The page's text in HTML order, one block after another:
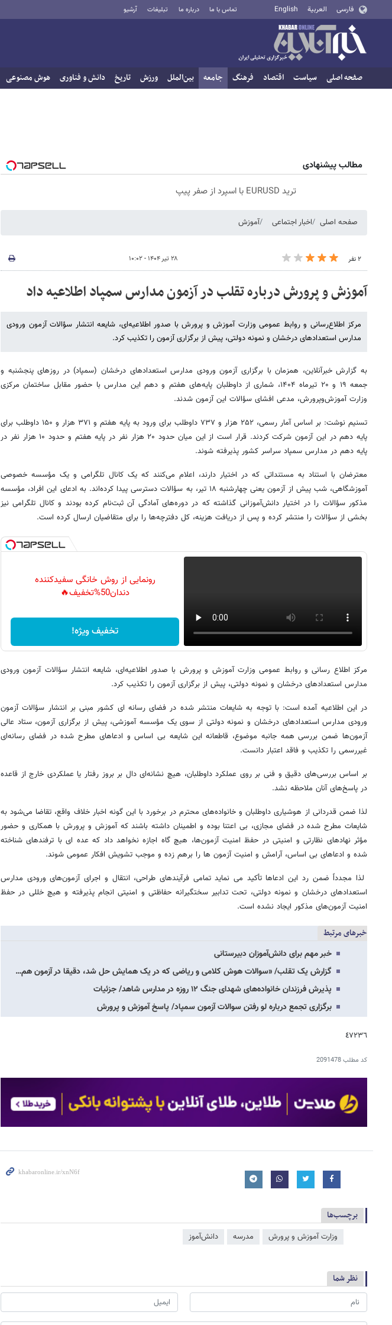
فارسی العربية English تماس با ما درباره ما تبلیغات آرشیو
صفحه اصلی سیاست اقتصاد فرهنگ جامعه بین‌الملل ورزش تاریخ دانش و فناوری هوش مصنوعی
مطالب پیشنهادی
ترید EURUSD با اسپرد از صفر پیپ
صفحه اصلی اخبار اجتماعی آموزش
۲ نفر ۲۸ تیر ۱۴۰۴ - ۱۰:۰۲
آموزش‌ و پرورش درباره تقلب در آزمون مدارس سمپاد اطلاعیه داد
مرکز اطلاع‌رسانی و روابط عمومی وزارت آموزش و پرورش با صدور اطلاعیه‌ای، شایعه انتشار سؤالات آزمون ورودی
مدارس استعدادهای درخشان و نمونه دولتی، پیش از برگزاری آزمون را تکذیب کرد.
به گزارش خبرآنلاین، همزمان با برگزاری آزمون ورودی مدارس استعدادهای درخشان (سمپاد) در روزهای پنجشنبه و
جمعه ۱۹ و ۲۰ تیرماه ۱۴۰۴، شماری از داوطلبان پایه‌های هفتم و دهم این مدارس با حضور مقابل ساختمان مرکزی
وزارت آموزش‌وپرورش، مدعی افشای سؤالات این آزمون شدند.
تسنیم نوشت: بر اساس آمار رسمی، ۲۵۲ هزار و ۷۳۷ داوطلب برای ورود به پایه هفتم و ۳۷۱ هزار و ۱۵۰ داوطلب برای
پایه دهم در این آزمون شرکت کردند. قرار است از این میان حدود ۲۰ هزار نفر در پایه هفتم و حدود ۱۰ هزار نفر در
پایه دهم در مدارس سمپاد سراسر کشور پذیرفته شوند.
معترضان با استناد به مستنداتی که در اختیار دارند، اعلام می‌کنند که یک کانال تلگرامی و یک مؤسسه خصوصی
آموزشگاهی، شب پیش از آزمون یعنی چهارشنبه ۱۸ تیر، به سؤالات دسترسی پیدا کرده‌اند. به ادعای این افراد، مؤسسه
مذکور سؤالات را در اختیار دانش‌آموزانی گذاشته که در دوره‌های آمادگی آن ثبت‌نام کرده بودند و کانال تلگرامی نیز
بخشی از سؤالات را منتشر کرده و پس از دریافت هزینه، کل دفترچه‌ها را برای متقاضیان ارسال کرده است.
رونمایی از روش خانگی سفیدکننده
دندان50%تخفیف🔥
تخفیف ویژه!
مرکز اطلاع رسانی و روابط عمومی وزارت آموزش و پرورش با صدور اطلاعیه‌ای، شایعه انتشار سؤالات آزمون ورودی
مدارس استعدادهای درخشان و نمونه دولتی، پیش از برگزاری آزمون را تکذیب کرد.
در این اطلاعیه آمده است: با توجه به شایعات منتشر شده در فضای رسانه ای کشور مبنی بر انتشار سؤالات آزمون
ورودی مدارس استعدادهای درخشان و نمونه دولتی از سوی یک مؤسسه آموزشی، پیش از برگزاری آزمون، ستاد عالی
آزمون‌ها ضمن بررسی همه جانبه موضوع، قاطعانه این شایعه بی اساس و ادعاهای مطرح شده در فضای رسانه‌ای
غیررسمی را تکذیب و فاقد اعتبار دانست.
بر اساس بررسی‌های دقیق و فنی بر روی عملکرد داوطلبان، هیچ نشانه‌ای دال بر بروز رفتار یا عملکردی خارج از قاعده
در پاسخ‌های آنان ملاحظه نشد.
لذا ضمن قدردانی از هوشیاری داوطلبان و خانواده‌های محترم در برخورد با این گونه اخبار خلاف واقع، تقاضا می‌شود به
شایعات مطرح شده در فضای مجازی، بی اعتنا بوده و اطمینان داشته باشند که آموزش و پرورش با همکاری و حضور
مؤثر نهادهای نظارتی و امنیتی در حفظ امنیت آزمون‌ها، هیچ گاه اجازه نخواهد داد که عده ای با ترفندهای شناخته
شده و ادعاهای بی اساس، آرامش و امنیت آزمون ها را برهم زده و موجب تشویش افکار عمومی شوند.
لذا مجدداً ضمن رد این ادعاها تأکید می نماید تمامی فرآیندهای طراحی، انتقال و اجرای آزمون‌های ورودی مدارس
استعدادهای درخشان و نمونه دولتی، تحت تدابیر سختگیرانه حفاظتی و امنیتی انجام پذیرفته و هیچ خللی در حفظ
امنیت آزمون‌های مذکور ایجاد نشده است.
خبرهای مرتبط
خبر مهم برای دانش‌آموزان دبیرستانی
گزارش یک تقلب/ «سوالات هوش کلامی و ریاضی که در یک همایش حل شد، دقیقا در آزمون هم…
پذیرش فرزندان خانواده‌های شهدای جنگ ۱۲ روزه در مدارس شاهد/ جزئیات
برگزاری تجمع درباره لو رفتن سوالات آزمون سمپاد/ پاسخ آموزش و پرورش
٤٧٢٣٦
کد مطلب2091478
برچسب‌ها
وزارت آموزش و پرورش مدرسه دانش‌آموز
نظر شما